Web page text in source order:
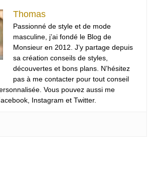
Thomas
Passionné de style et de mode
masculine, j’ai fondé le Blog de
Monsieur en 2012. J’y partage depuis
sa création conseils de styles,
découvertes et bons plans. N’hésitez
pas à me contacter pour tout conseil
Vous pouvez aussi me
Instagram et Twitter.